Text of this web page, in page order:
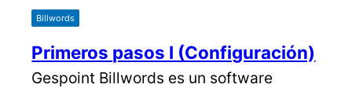
Billwords
Primeros pasos I (Configuración)
Gespoint Billwords es un software